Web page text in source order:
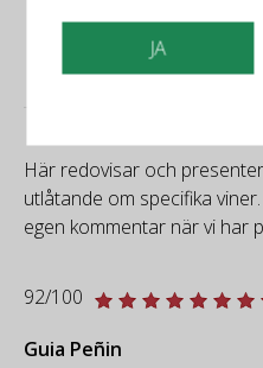
Här redovisar och
utlåtande om specifika
egen kommentar när vi har
92/100
Guia Peñin
JA